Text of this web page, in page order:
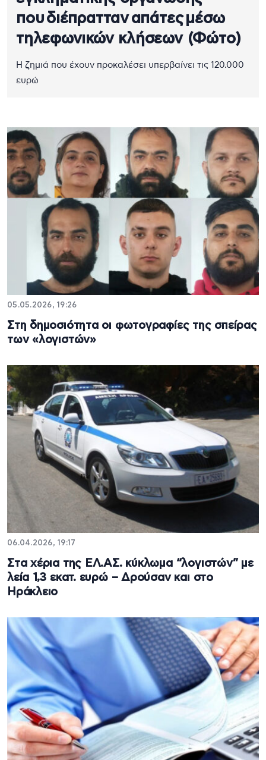
που διέπρατταν απάτες μέσω
τηλεφωνικών κλήσεων (Φώτο)
Η ζημιά που έχουν προκαλέσει υπερβαίνει τις 120.000
ευρώ
05.05.2026, 19:26
Στη δημοσιότητα οι φωτογραφίες της σπείρας
των «λογιστών»
06.04.2026, 19:17
Στα χέρια της ΕΛ.ΑΣ. κύκλωμα “λογιστών” με
λεία 1,3 εκατ. ευρώ – Δρούσαν και στο
Ηράκλειο